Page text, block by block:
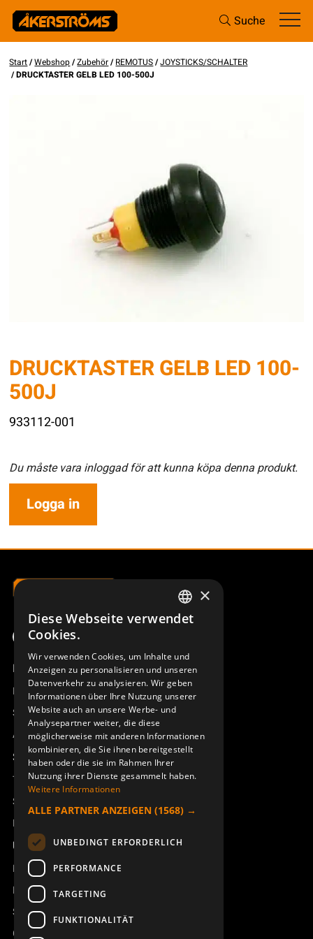
Suche
Start/Webshop/Zubehör/REMOTUS/JOYSTICKS/SCHALTER
/ DRUCKTASTER GELB LED 100-500J
DRUCKTASTER GELB LED 100-
500J
933112-001
Du måste vara inloggad för att kunna köpa denna produkt.
Logga in
Produktübersicht
Remotus
Sesam
Access_Ctrl
Support
Technischer Support
Service buchen
Handbücher und Videoanleitungen
Über Åkerströms
Kontakt
Neuigkeiten
Sicherheit und Richtlinien
Geschäftsbedingungen
SWEDISH
DEUTSCH
×
Diese Webseite verwendet
Cookies.
Wir verwenden Cookies, um Inhalte und
Anzeigen zu personalisieren und unseren
Datenverkehr zu analysieren. Wir geben
Informationen über Ihre Nutzung unserer
Website auch an unsere Werbe- und
Analysepartner weiter, die diese
möglicherweise mit anderen Informationen
kombinieren, die Sie ihnen bereitgestellt
haben oder die sie im Rahmen Ihrer
Nutzung ihrer Dienste gesammelt haben.
Weitere Informationen
ALLE PARTNER ANZEIGEN (1568) →
UNBEDINGT ERFORDERLICH
PERFORMANCE
TARGETING
FUNKTIONALITÄT